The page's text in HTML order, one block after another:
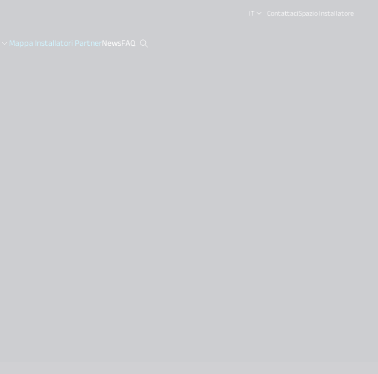
IT ContattaciSpazio Installatore
Mappa Installatori PartnerNewsFAQ